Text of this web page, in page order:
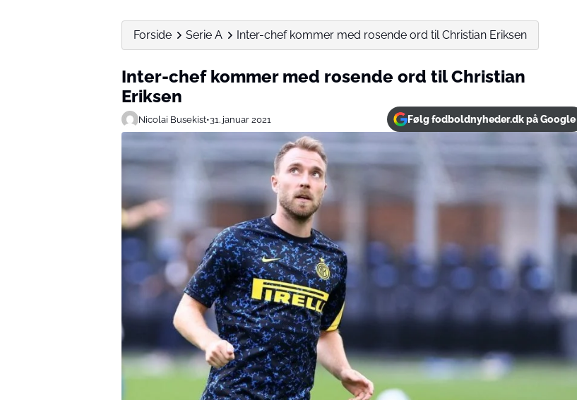
Forside Serie A Inter-chef kommer med rosende ord til Christian Eriksen
Inter-chef kommer med rosende ord til Christian
Eriksen
Nicolai Busekist•31. januar 2021 Følg fodboldnyheder.dk på Google